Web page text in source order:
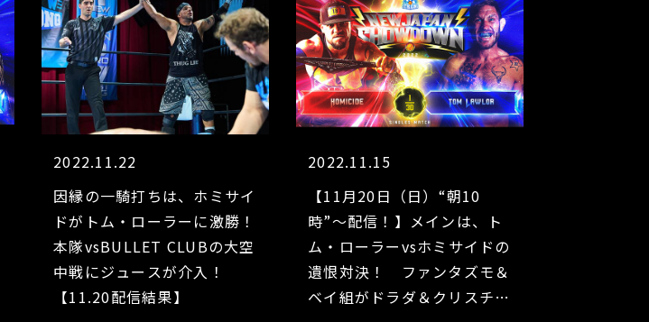
マンがジェイコブと激突！
2022.11.22
因縁の一騎打ちは、ホミサイ
ドがトム・ローラーに激勝！
本隊vsBULLET CLUBの大空
中戦にジュースが介入！
【11.20配信結果】
2022.11.15
【11月20日（日）“朝10
時”～配信！】メインは、ト
ム・ローラーvsホミサイドの
遺恨対決！ ファンタズモ＆
ベイ組がドラダ＆クリスチャ